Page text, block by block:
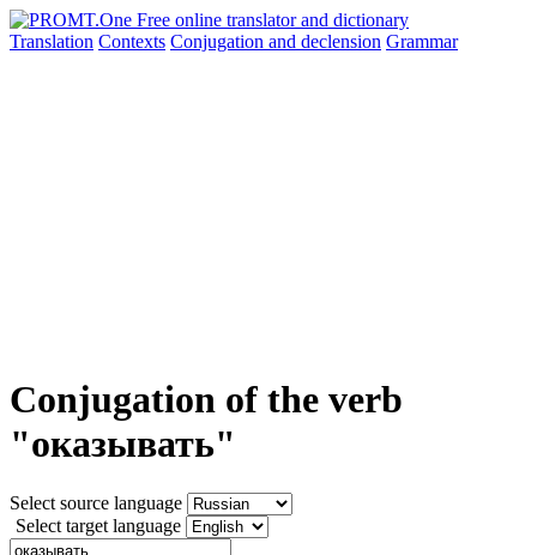
Translation Contexts Conjugation and declension Grammar
Conjugation of the verb
"оказывать"
Select source language
Select target language